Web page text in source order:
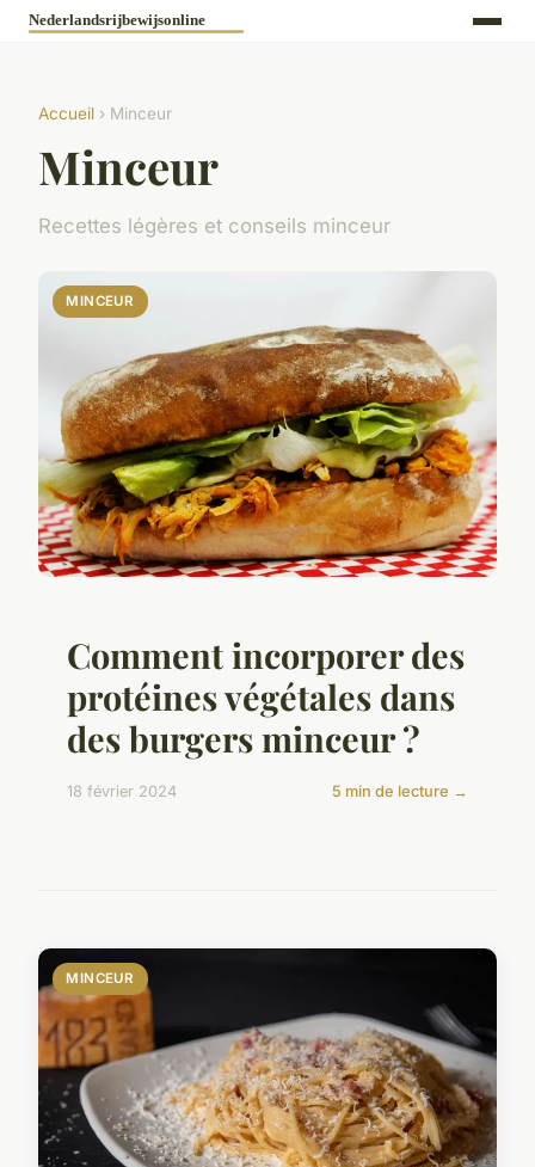
Accueil › Minceur
Minceur
Recettes légères et conseils minceur
MINCEUR
Comment incorporer des
protéines végétales dans
des burgers minceur ?
18 février 2024 5 min de lecture →
MINCEUR